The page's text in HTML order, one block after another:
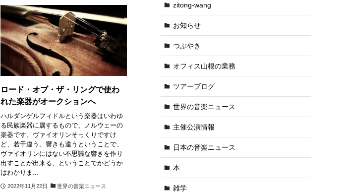
ロード・オブ・ザ・リングで使わ
れた楽器がオークションへ
ハルダンゲルフィドルという楽器はいわゆ
る民族楽器に属するもので、ノルウェーの
楽器です。ヴァイオリンそっくりですけ
ど、若干違う。響きも違うということで、
ヴァイオリンにはない不思議な響きを作り
出すことが出来る、ということでかどうか
はわかりま...
2022年11月22日 世界の音楽ニュース
zitong-wang
お知らせ
つぶやき
オフィス山根の業務
ツアーブログ
世界の音楽ニュース
主催公演情報
日本の音楽ニュース
本
雑学